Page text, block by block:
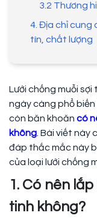
3.2 Thương
4. Địa chỉ cung
tín, chất lượng
Lưới chống muỗi
ngày càng phổ biến
còn băn khoăn có
không. Bài viết này
đáp thắc mắc này
của loại lưới chống
1. Có nên
tinh không?